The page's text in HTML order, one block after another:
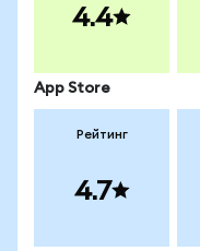
4.4
App Store
Рейтинг
4.7